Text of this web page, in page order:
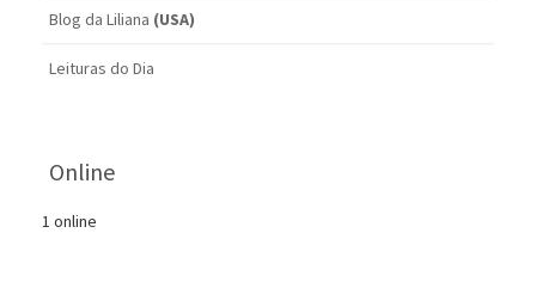
Blog da Liliana (USA)
Leituras do Dia
Online
1 online